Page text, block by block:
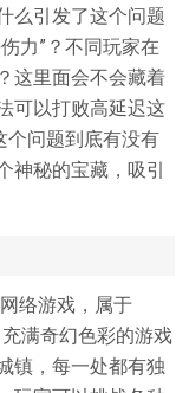
么引发了这个问题
力”？不同玩家在
这里面会不会藏着
可以打败高延迟这
个问题到底有没有
神秘的宝藏，吸引
络游戏，属于
满奇幻色彩的游戏
镇，每一处都有独